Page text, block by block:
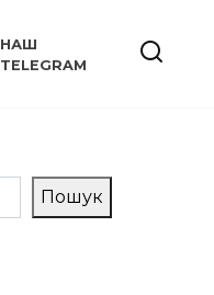
НАШ
TELEGRAM
Пошук